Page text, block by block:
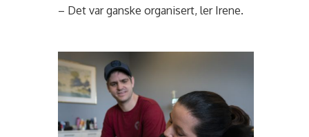
– Det var ganske organisert, ler Irene.